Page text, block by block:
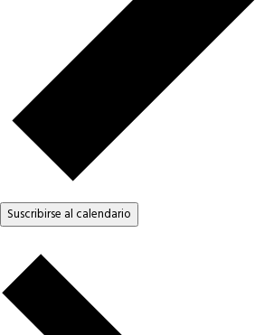
Suscribirse al calendario